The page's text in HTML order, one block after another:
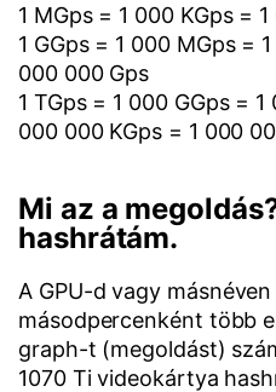
1 MGps = 1 000 KGps =
1 GGps = 1 000 MGps =
000 000 Gps
1 TGps = 1 000 GGps =
000 000 KGps = 1 000
Mi az a
hashrátám.
A GPU-d vagy
másodpercenként több
graph-t (megoldást)
1070 Ti videokártya